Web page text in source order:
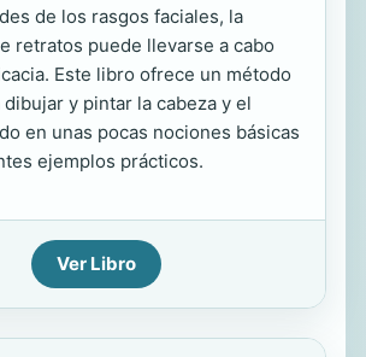
de los rasgos faciales, la
retratos puede llevarse a cabo
Este libro ofrece un método
y pintar la cabeza y el
en unas pocas nociones básicas
ejemplos prácticos.
Ver Libro